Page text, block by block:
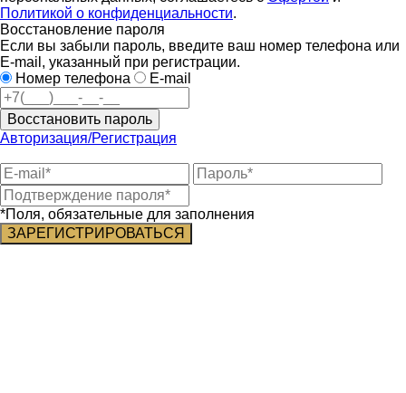
Политикой о конфиденциальности.
Восстановление пароля
Если вы забыли пароль, введите ваш номер телефона или
E-mail, указанный при регистрации.
Номер телефона
E-mail
Восстановить пароль
Авторизация/Регистрация
*Поля, обязательные для заполнения